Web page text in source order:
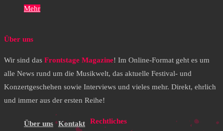
Mehr
Über uns
Wir sind das Frontstage Magazine! Im Online-Format geht es um
alle News rund um die Musikwelt, das aktuelle Festival- und
Konzertgeschehen sowie Interviews und vieles mehr. Direkt, ehrlich
und immer aus der ersten Reihe!
Über uns Kontakt Rechtliches